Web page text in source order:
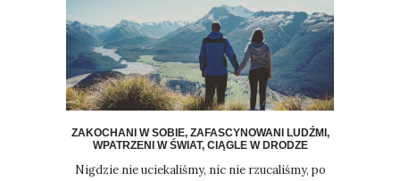
ZAKOCHANI W SOBIE, ZAFASCYNOWANI LUDŹMI,
WPATRZENI W ŚWIAT, CIĄGLE W DRODZE
Nigdzie nie uciekaliśmy, nic nie rzucaliśmy, po